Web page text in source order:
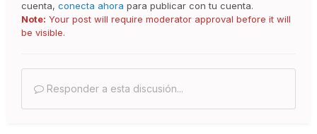
cuenta, conecta ahora para publicar con tu cuenta.
Note: Your post will require moderator approval before it will
be visible.
Responder a esta discusión...